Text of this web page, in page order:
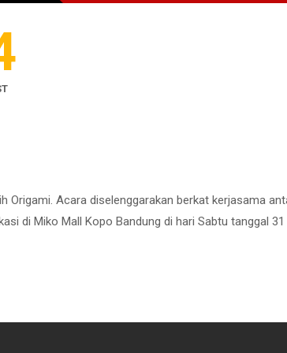
Origami. Acara diselenggarakan berkat kerjasama
di Miko Mall Kopo Bandung di hari Sabtu tanggal 31